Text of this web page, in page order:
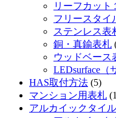
リーフカット
フリースタイ
ステンレス表
銅・真鍮表札
ウッドベース
LEDsurface（
HAS取付方法 (5)
マンション用表札
アルカイックタイ